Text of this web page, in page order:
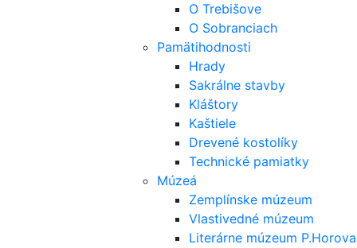
O Trebišove
O Sobranciach
Pamätihodnosti
Hrady
Sakrálne stavby
Kláštory
Kaštiele
Drevené kostolíky
Technické pamiatky
Múzeá
Zemplínske múzeum
Vlastivedné múzeum
Literárne múzeum P.Horova